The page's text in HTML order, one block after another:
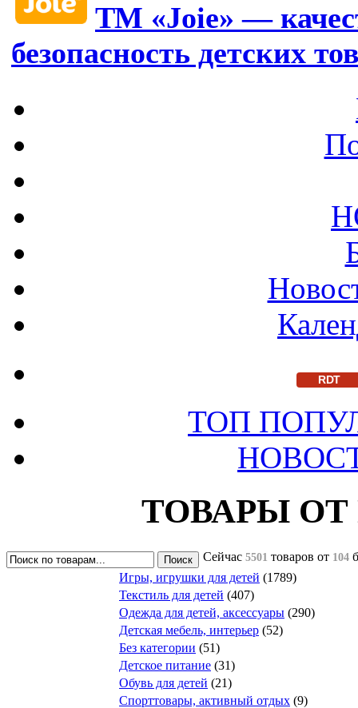
ТМ «Joie» —
безопасность детских
RDT
ТОП
ТОВАРЫ
Сейчас 5501 товаров от 104
Игры, игрушки для детей (1789)
Текстиль для детей (407)
Одежда для детей, аксессуары (290)
Детская мебель, интерьер (52)
Без категории (51)
Детское питание (31)
Обувь для детей (21)
Спорттовары, активный отдых (9)